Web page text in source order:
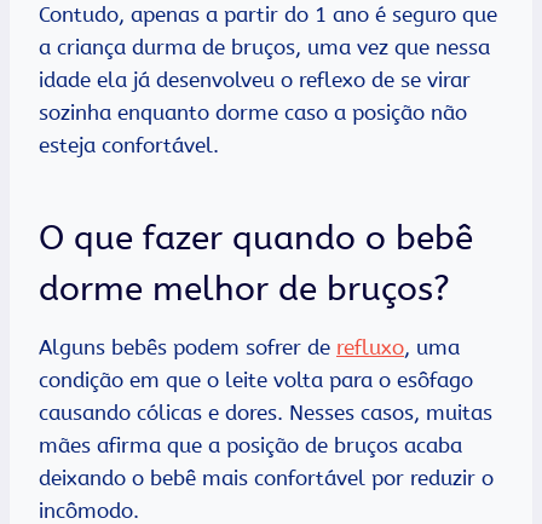
Contudo, apenas a partir do 1 ano é seguro que
a criança durma de bruços, uma vez que nessa
idade ela já desenvolveu o reflexo de se virar
sozinha enquanto dorme caso a posição não
esteja confortável.
O que fazer quando o bebê
dorme melhor de bruços?
Alguns bebês podem sofrer de refluxo, uma
condição em que o leite volta para o esôfago
causando cólicas e dores. Nesses casos, muitas
mães afirma que a posição de bruços acaba
deixando o bebê mais confortável por reduzir o
incômodo.